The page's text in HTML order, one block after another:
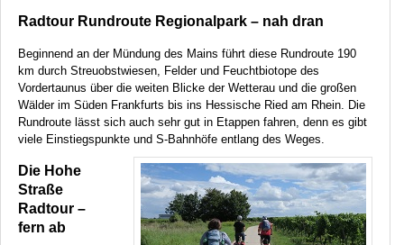
Radtour Rundroute Regionalpark – nah dran
Beginnend an der Mündung des Mains führt diese Rundroute 190
km durch Streuobstwiesen, Felder und Feuchtbiotope des
Vordertaunus über die weiten Blicke der Wetterau und die großen
Wälder im Süden Frankfurts bis ins Hessische Ried am Rhein. Die
Rundroute lässt sich auch sehr gut in Etappen fahren, denn es gibt
viele Einstiegspunkte und S-Bahnhöfe entlang des Weges.
Die Hohe
Straße
Radtour –
fern ab